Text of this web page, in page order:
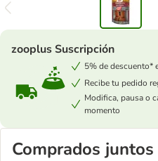
zooplus Suscripción
5% de descuento*
Recibe tu pedido
Modifica, pausa o
momento
Comprados